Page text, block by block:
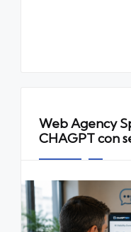
Web Agency
CHAGPT con